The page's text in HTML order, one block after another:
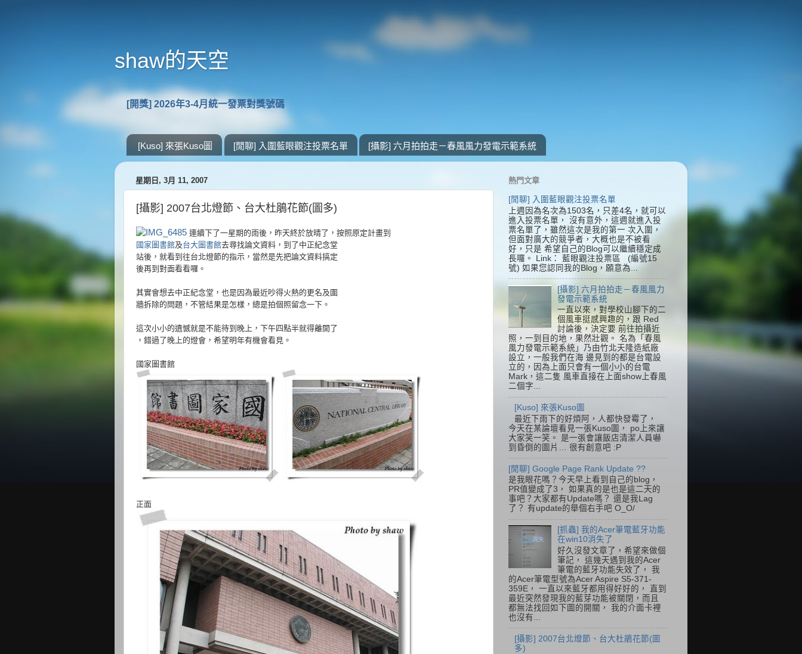
shaw的天空
[開獎] 2026年3-4月統一發票對獎號碼
[Kuso] 來張Kuso圖 [閒聊] 入圍藍眼觀注投票名單 [攝影] 六月拍拍走－春風風力發電示範系統
星期日, 3月 11, 2007
[攝影] 2007台北燈節、台大杜鵑花節(圖多)
連續下了一星期的雨後，昨天終於放晴了，按照原定計畫到
國家圖書館及台大圖書館去尋找論文資料，到了中正紀念堂
站後，就看到往台北燈節的指示，當然是先把論文資料搞定
後再到對面看看囉。
其實會想去中正紀念堂，也是因為最近吵得火熱的更名及圍
牆拆除的問題，不管結果是怎樣，總是拍個照留念一下。
這次小小的遺憾就是不能待到晚上，下午四點半就得離開了
，錯過了晚上的燈會，希望明年有機會看見。
國家圖書館
正面
熱門文章
[閒聊] 入圍藍眼觀注投票名單
上週因為名次為1503名，只差4名，就可以
進入投票名單， 沒有意外，這週就進入投
票名單了，雖然這次是我的第一 次入圍，
但面對廣大的競爭者，大概也是不被看
好，只是 希望自己的Blog可以繼續穩定成
長囉。 Link： 藍眼觀注投票區 (編號15
號) 如果您認同我的Blog，願意為...
[攝影] 六月拍拍走－春風風力
發電示範系統
一直以來，對學校山腳下的二
個風車挺感興趣的，跟 Red
討論後，決定要 前往拍攝近
照，一到目的地，果然壯觀。 名為「春風
風力發電示範系統」乃由竹北天隆造紙廠
設立，一般我們在海 邊見到的都是台電設
立的，因為上面只會有一個小小的台電
Mark，這二隻 風車直接在上面show上春風
二個字...
[Kuso] 來張Kuso圖
最近下雨下的好煩阿，人都快發霉了，
今天在某論壇看見一張Kuso圖， po上來讓
大家笑一笑。 是一張會讓飯店清潔人員嚇
到昏倒的圖片… 很有創意吧 :P
[閒聊] Google Page Rank Update ??
是我眼花嗎？今天早上看到自己的blog，
PR值變成了3， 如果真的是也是這二天的
事吧？大家都有Update嗎？ 還是我Lag
了？ 有update的舉個右手吧 O_O/
[抓蟲] 我的Acer筆電藍牙功能
在win10消失了
好久沒發文章了，希望來做個
筆記， 這幾天遇到我的Acer
筆電的藍牙功能失效了， 我
的Acer筆電型號為Acer Aspire S5-371-
359E， 一直以來藍牙都用得好好的， 直到
最近突然發現我的藍芽功能被關閉，而且
都無法找回如下圖的開關， 我的介面卡裡
也沒有...
[攝影] 2007台北燈節、台大杜鵑花節(圖
多)